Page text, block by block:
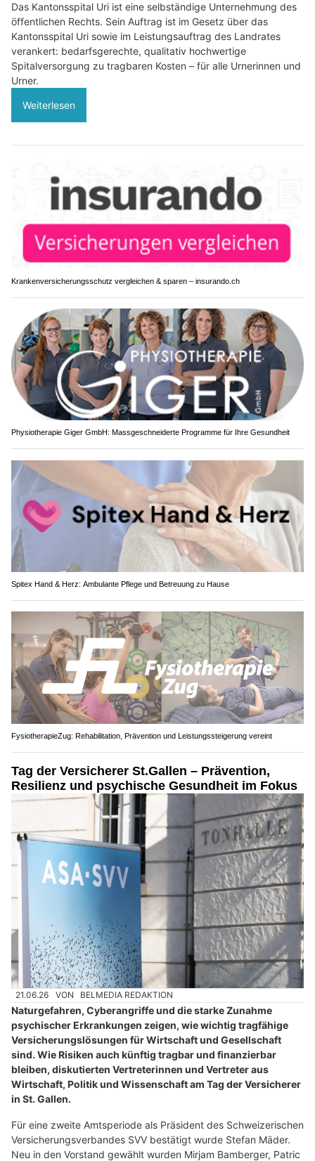
Das Kantonsspital Uri ist eine selbständige Unternehmung des
öffentlichen Rechts. Sein Auftrag ist im Gesetz über das
Kantonsspital Uri sowie im Leistungsauftrag des Landrates
verankert: bedarfsgerechte, qualitativ hochwertige
Spitalversorgung zu tragbaren Kosten – für alle Urnerinnen und
Urner.
Weiterlesen
Krankenversicherungsschutz vergleichen & sparen – insurando.ch
Physiotherapie Giger GmbH: Massgeschneiderte Programme für Ihre Gesundheit
Spitex Hand & Herz: Ambulante Pflege und Betreuung zu Hause
FysiotherapieZug: Rehabilitation, Prävention und Leistungssteigerung vereint
Tag der Versicherer St.Gallen – Prävention,
Resilienz und psychische Gesundheit im Fokus
21.06.26 VON BELMEDIA REDAKTION
Naturgefahren, Cyberangriffe und die starke Zunahme
psychischer Erkrankungen zeigen, wie wichtig tragfähige
Versicherungslösungen für Wirtschaft und Gesellschaft
sind. Wie Risiken auch künftig tragbar und finanzierbar
bleiben, diskutierten Vertreterinnen und Vertreter aus
Wirtschaft, Politik und Wissenschaft am Tag der Versicherer
in St. Gallen.
Für eine zweite Amtsperiode als Präsident des Schweizerischen
Versicherungsverbandes SVV bestätigt wurde Stefan Mäder.
Neu in den Vorstand gewählt wurden Mirjam Bamberger, Patric